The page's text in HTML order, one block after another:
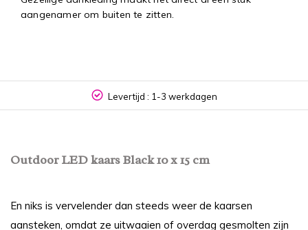
aangenamer om buiten te zitten.
Levertijd : 1-3 werkdagen
Outdoor LED kaars Black 10 x 15 cm
En niks is vervelender dan steeds weer de kaarsen
aansteken, omdat ze uitwaaien of overdag gesmolten zijn